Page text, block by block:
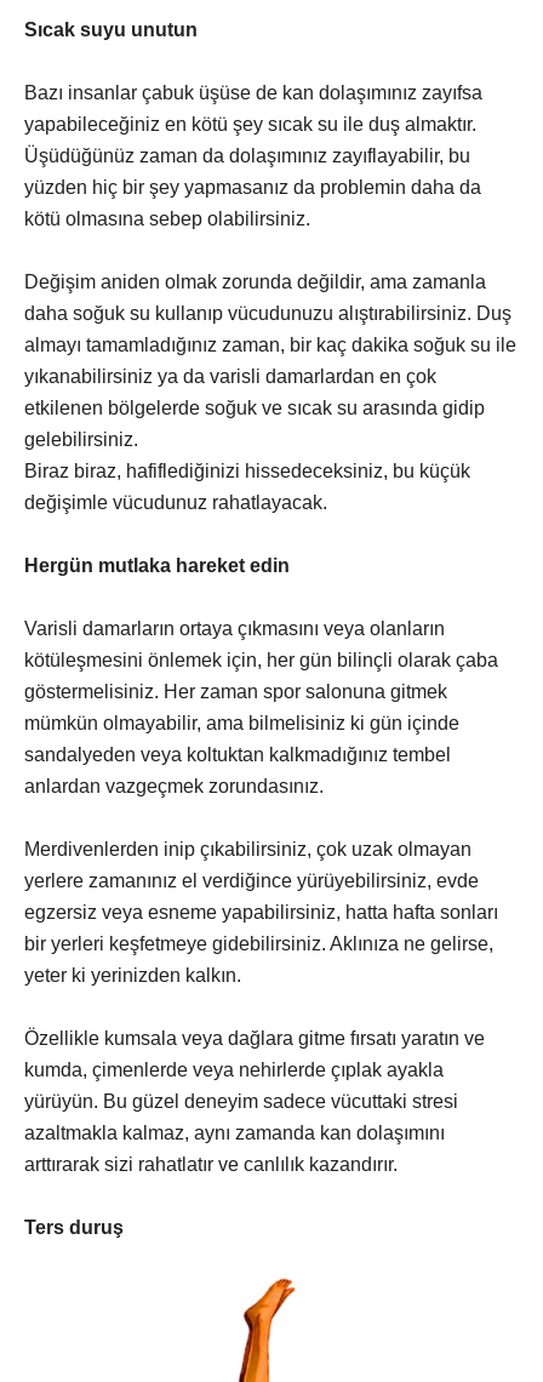
Sıcak suyu unutun
Bazı insanlar çabuk üşüse de kan dolaşımınız zayıfsa
yapabileceğiniz en kötü şey sıcak su ile duş almaktır.
Üşüdüğünüz zaman da dolaşımınız zayıflayabilir, bu
yüzden hiç bir şey yapmasanız da problemin daha da
kötü olmasına sebep olabilirsiniz.
Değişim aniden olmak zorunda değildir, ama zamanla
daha soğuk su kullanıp vücudunuzu alıştırabilirsiniz. Duş
almayı tamamladığınız zaman, bir kaç dakika soğuk su ile
yıkanabilirsiniz ya da varisli damarlardan en çok
etkilenen bölgelerde soğuk ve sıcak su arasında gidip
gelebilirsiniz.
Biraz biraz, hafiflediğinizi hissedeceksiniz, bu küçük
değişimle vücudunuz rahatlayacak.
Hergün mutlaka hareket edin
Varisli damarların ortaya çıkmasını veya olanların
kötüleşmesini önlemek için, her gün bilinçli olarak çaba
göstermelisiniz. Her zaman spor salonuna gitmek
mümkün olmayabilir, ama bilmelisiniz ki gün içinde
sandalyeden veya koltuktan kalkmadığınız tembel
anlardan vazgeçmek zorundasınız.
Merdivenlerden inip çıkabilirsiniz, çok uzak olmayan
yerlere zamanınız el verdiğince yürüyebilirsiniz, evde
egzersiz veya esneme yapabilirsiniz, hatta hafta sonları
bir yerleri keşfetmeye gidebilirsiniz. Aklınıza ne gelirse,
yeter ki yerinizden kalkın.
Özellikle kumsala veya dağlara gitme fırsatı yaratın ve
kumda, çimenlerde veya nehirlerde çıplak ayakla
yürüyün. Bu güzel deneyim sadece vücuttaki stresi
azaltmakla kalmaz, aynı zamanda kan dolaşımını
arttırarak sizi rahatlatır ve canlılık kazandırır.
Ters duruş